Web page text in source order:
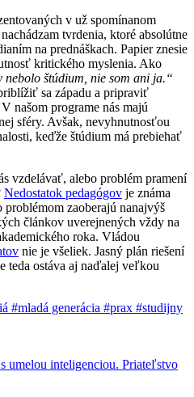
v už spomínanom
tvrdenia, ktoré absolútne
na prednáškach. Papier znesie
kritického myslenia. Ako
nebolo štúdium, nie som ani ja.“
sa západu a pripraviť
našom programe nás majú
sféry. Avšak, nevyhnutnosťou
keďže štúdium má prebiehať
vzdelávať, alebo problém pramení
Nedostatok pedagógov je známa
problémom zaoberajú nanajvýš
článkov uverejnených vždy na
roka. Vládou
nie je všeliek. Jasný plán riešení
teda ostáva aj naďalej veľkou
#mladá generácia #prax #studijny
umelou inteligenciou. Priateľstvo